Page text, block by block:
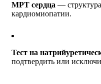
МРТ сердца —
кардиомиопатии.
Тест на
подтвердить или